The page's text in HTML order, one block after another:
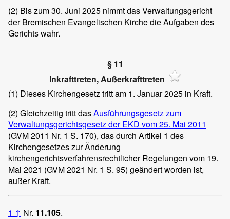
(2) Bis zum 30. Juni 2025 nimmt das Verwaltungsgericht
der Bremischen Evangelischen Kirche die Aufgaben des
Gerichts wahr.
§ 11
Inkrafttreten, Außerkrafttreten
(1) Dieses Kirchengesetz tritt am 1. Januar 2025 in Kraft.
(2) Gleichzeitig tritt dasAusführungsgesetz zum
Verwaltungsgerichtsgesetz der EKD vom 25. Mai 2011
(GVM 2011 Nr. 1 S. 170), das durch Artikel 1 des
Kirchengesetzes zur Änderung
kirchengerichtsverfahrensrechtlicher Regelungen vom 19.
Mai 2021 (GVM 2021 Nr. 1 S. 95) geändert worden ist,
außer Kraft.
1 ↑ Nr. 11.105.